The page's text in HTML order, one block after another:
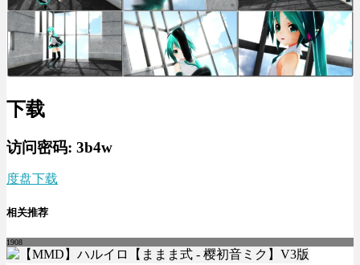
下载
访问密码: 3b4w
度盘下载
相关推荐
1908